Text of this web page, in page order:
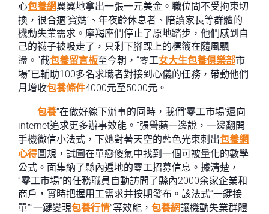
心包養網翼翼地拿出一張一元美金。職位間不受拘束切
換，很合適‘寶媽’、年夜齡休息者、陪讀家長等群體的
機動失業需求。摩羯座們停止了原地踏步，他們感到自
己的襪子被吸走了，只剩下腳踝上的標籤在隨風飄
盪。”截包養留言板至今朝，“零工女大生包養俱樂部市
場”已輔助100多名求職者對接到心儀的任務，帶動他們
月增收包養條件4000元至5000元。
包養“在做好線下辦事的同時，我們‘零工市場’還向
internet追求更多辦事效能。”張譽蘋一邊說，一邊翻開
手機微信小法式，下她對著天空的藍色光束刺出包養網
心得圓規，試圖在單戀傻氣中找到一個可被量化的數學
公式。面集納了縣內遍地的零工招募信息。據清楚，
“零工市場”的任務職員自動訪問了縣內2000余家企業和
商戶，實時把握用工需求并按期發布。該法式“一鍵接
單”“一鍵變現包養行情”等效能， 包養網讓機動失業群體